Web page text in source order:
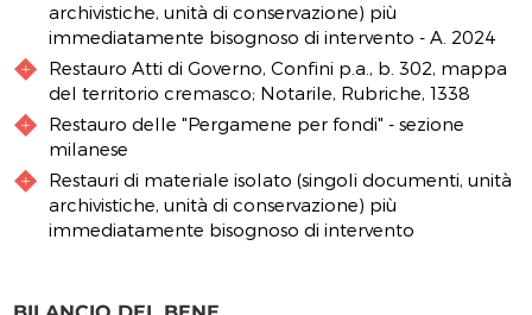
archivistiche, unità di conservazione) più
immediatamente bisognoso di intervento - A. 2024
Restauro Atti di Governo, Confini p.a., b. 302, mappa
del territorio cremasco; Notarile, Rubriche, 1338
Restauro delle "Pergamene per fondi" - sezione
milanese
Restauri di materiale isolato (singoli documenti, unità
archivistiche, unità di conservazione) più
immediatamente bisognoso di intervento